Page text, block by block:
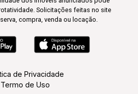
Solicitações feitas no site
compra, venda ou locação.
de Privacidade
Termo de Uso